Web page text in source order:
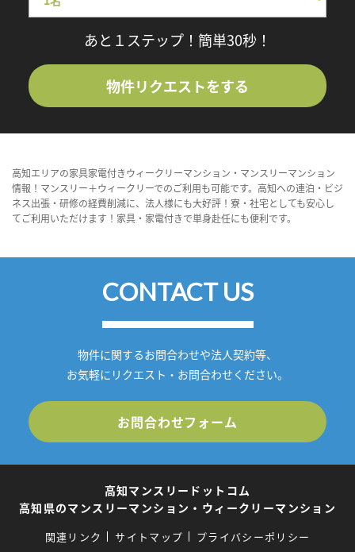
あと１ステップ！簡単30秒！
物件リクエストをする
高知エリアの家具家電付きウィークリーマンション・マンスリーマンション
情報！マンスリー＋ウィークリーでのご利用も可能です。高知への連泊・ビジ
ネス出張・研修の経費削減に、法人様にも大好評！寮・社宅としても安心し
てご利用いただけます！家具・家電付きで単身赴任にも便利です。
CONTACT US
物件に関するお問合わせや法人契約等、
お気軽にリクエスト・お問合わせください。
お問合わせフォーム
高知マンスリードットコム
高知県のマンスリーマンション・ウィークリーマンション
関連リンク サイトマップ
プライバシーポリシー